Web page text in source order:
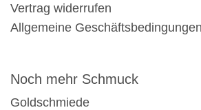
Vertrag widerrufen
Allgemeine Geschäftsbedingungen
Noch mehr Schmuck
Goldschmiede